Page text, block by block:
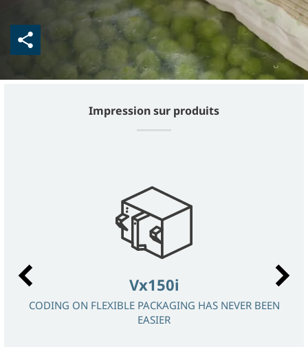
Impression sur produits
Vx150i
CODING ON FLEXIBLE PACKAGING HAS NEVER BEEN
EASIER